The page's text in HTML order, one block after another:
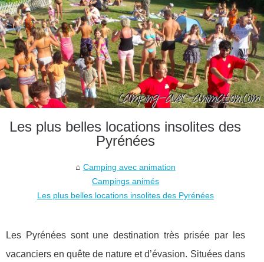
Les plus belles locations insolites des
Pyrénées
Camping avec animation
Campings animés
Les plus belles locations insolites des Pyrénées
Les Pyrénées sont une destination très prisée par les
vacanciers en quête de nature et d’évasion. Situées dans